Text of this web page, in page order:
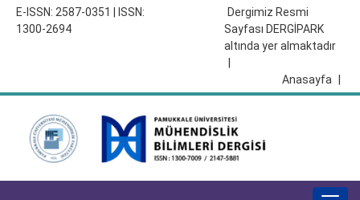
E-ISSN: 2587-0351 | ISSN:
1300-2694
Dergimiz Resmi
Sayfası DERGİPARK
altında yer almaktadır
Anasayfa